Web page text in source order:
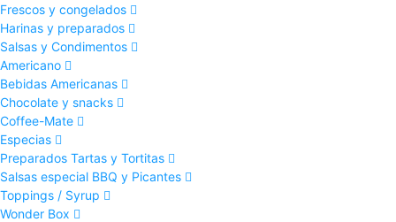
Frescos y congelados
Harinas y preparados
Salsas y Condimentos
Americano
Bebidas Americanas
Chocolate y snacks
Coffee-Mate
Especias
Preparados Tartas y Tortitas
Salsas especial BBQ y Picantes
Toppings / Syrup
Wonder Box